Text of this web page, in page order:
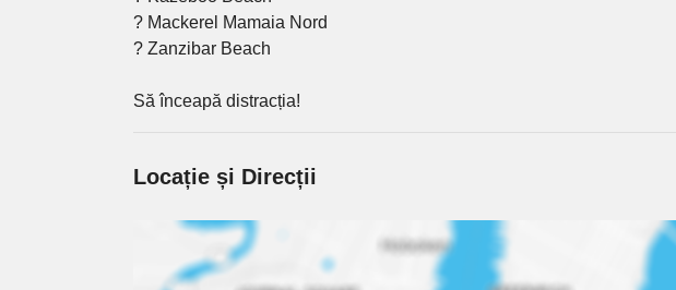
? Mackerel Mamaia Nord
? Zanzibar Beach
Să înceapă distracția!
Locație și Direcții